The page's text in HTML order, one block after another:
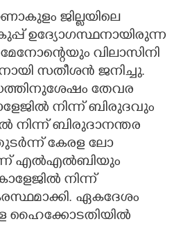
ജില്ലയിലെ
ഉദ്യോഗസ്ഥനായിരുന്ന
വിലാസിനി
സതീശൻ ജനിച്ചു.
തേവര
നിന്ന് ബിരുദവും
നിന്ന് ബിരുദാനന്തര
കേരള ലോ
എൽഎൽബിയും
നിന്ന്
ഏകദേശം
ഹൈക്കോടതിയിൽ